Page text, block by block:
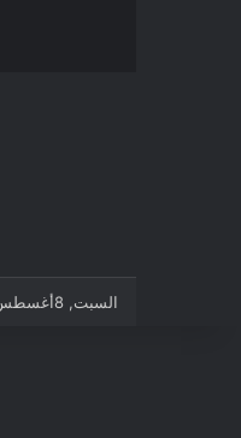
السبت, 8أغسطس 2026